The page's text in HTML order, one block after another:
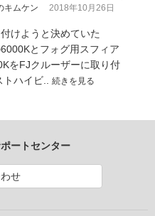
キムケン 2018年10月26日
けようと決めていた
とフォグ用スフィア
をFJクルーザーに取り付
ハイビ.. 続きを見る
ートセンター
せ